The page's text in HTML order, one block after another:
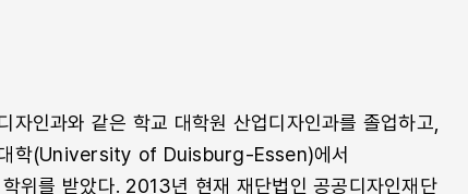
자인과와 같은 학교 대학원 산업디자인과를 졸업하고,
대학(University of Duisburg-Essen)에서
위를 받았다. 2013년 현재 재단법인 공공디자인재단